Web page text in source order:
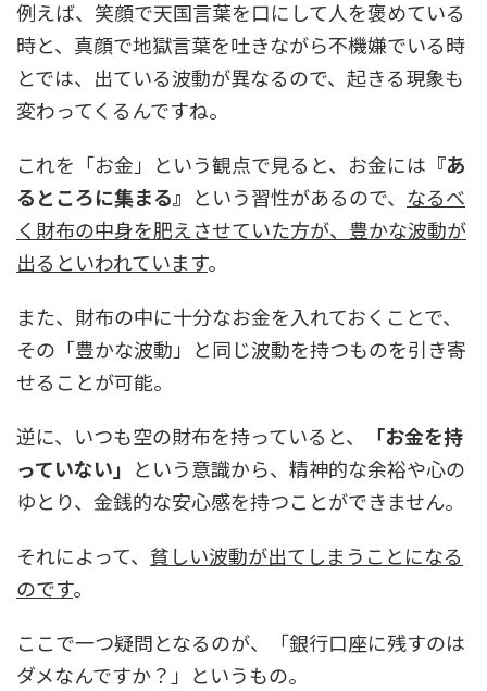
例えば、笑顔で天国言葉を口にして人を褒めている
時と、真顔で地獄言葉を吐きながら不機嫌でいる時
とでは、出ている波動が異なるので、起きる現象も
変わってくるんですね。
これを「お金」という観点で見ると、お金には 『あ
るところに集まる』 という習性があるので、 なるべ
く財布の中身を肥えさせていた方が、豊かな波動が
出るといわれています。
また、財布の中に十分なお金を入れておくことで、
その「豊かな波動」と同じ波動を持つものを引き寄
せることが可能。
逆に、いつも空の財布を持っていると、
「お金を持
っていない」 という意識から、精神的な余裕や心の
ゆとり、金銭的な安心感を持つことができません。
それによって、 貧しい波動が出てしまうことになる
のです。
ここで一つ疑問となるのが、「銀行口座に残すのは
ダメなんですか？」というもの。